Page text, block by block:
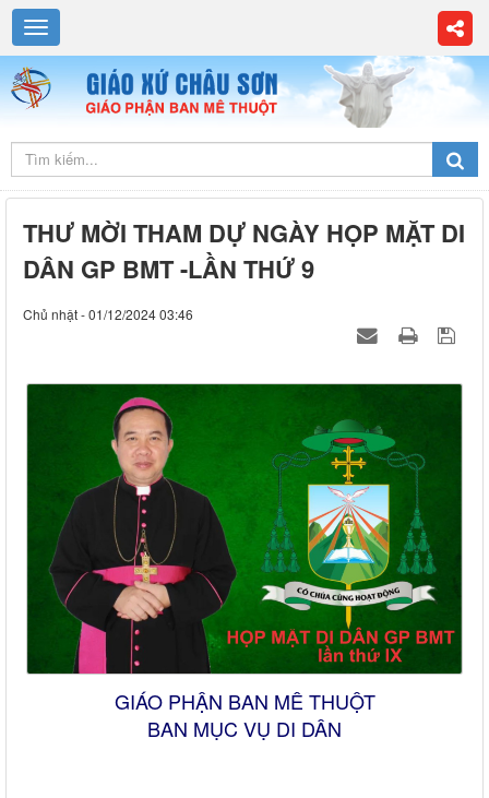
THƯ MỜI THAM DỰ NGÀY HỌP MẶT DI
DÂN GP BMT -LẦN THỨ 9
Chủ nhật - 01/12/2024 03:46
GIÁO PHẬN BAN MÊ THUỘT
BAN MỤC VỤ DI DÂN